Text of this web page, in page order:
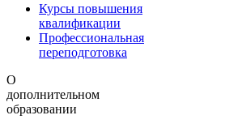
Курсы повышения
квалификации
Профессиональная
переподготовка
О
дополнительном
образовании